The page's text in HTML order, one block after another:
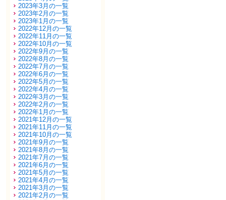
2023年3月の一覧
2023年2月の一覧
2023年1月の一覧
2022年12月の一覧
2022年11月の一覧
2022年10月の一覧
2022年9月の一覧
2022年8月の一覧
2022年7月の一覧
2022年6月の一覧
2022年5月の一覧
2022年4月の一覧
2022年3月の一覧
2022年2月の一覧
2022年1月の一覧
2021年12月の一覧
2021年11月の一覧
2021年10月の一覧
2021年9月の一覧
2021年8月の一覧
2021年7月の一覧
2021年6月の一覧
2021年5月の一覧
2021年4月の一覧
2021年3月の一覧
2021年2月の一覧